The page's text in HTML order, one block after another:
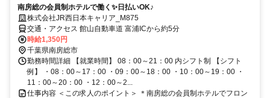
南房総の会員制ホテルで働く✨日払いOK♪
株式会社JR西日本キャリア_M875
交通・アクセス 館山自動車道 富浦ICから約5分
時給1,350円
千葉県南房総市
勤務時間詳細 【就業時間】 08：00～21：00 内シフト制 【シフト
例】 ・08：00～17：00 ・09：00～18：00 ・10：00～19：00 ・
11：00～20：00 ・12：00～2...
仕事内容 ＜この求人のポイント＞ ＊南房総の会員制ホテルでフロン